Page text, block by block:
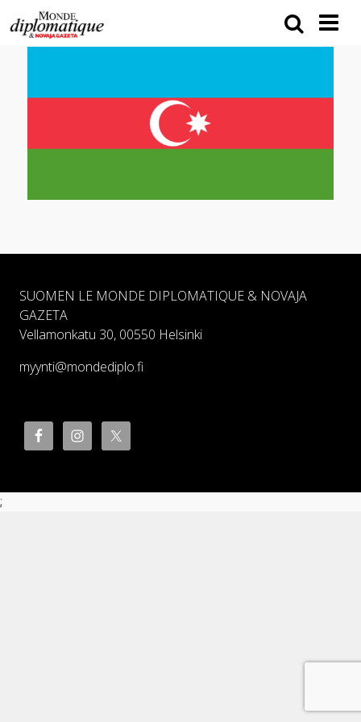
SUOMEN LE MONDE DIPLOMATIQUE & NOVAJA
GAZETA
Vellamonkatu 30, 00550 Helsinki
myynti@mondediplo.fi
;